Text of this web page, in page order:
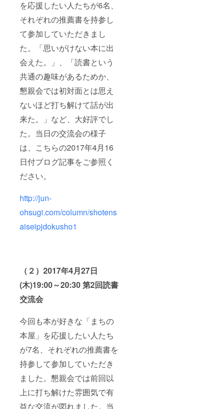
を応援したい人たちが6名、
それぞれの推薦書を持参し
て参加していただきまし
た。「思いがけない本に出
会えた。」、「読書という
共通の趣味があるためか、
懇親会では初対面とは思え
ないほど打ち解けて話が出
来た。」など、大好評でし
た。当日の交流会の様子
は、こちらの2017年4月16
日付ブログ記事をご参照く
ださい。
http://jun-
ohsugi.com/column/shotens
aiseipjdokusho1
（２）2017年4月27日
(木)19:00～20:30 第2回読書
交流会
今回も本が好きな「まちの
本屋」を応援したい人たち
が7名、それぞれの推薦書を
持参して参加していただき
ました。懇親会では前回以
上に打ち解けた雰囲気で有
益な交流が図れました。当